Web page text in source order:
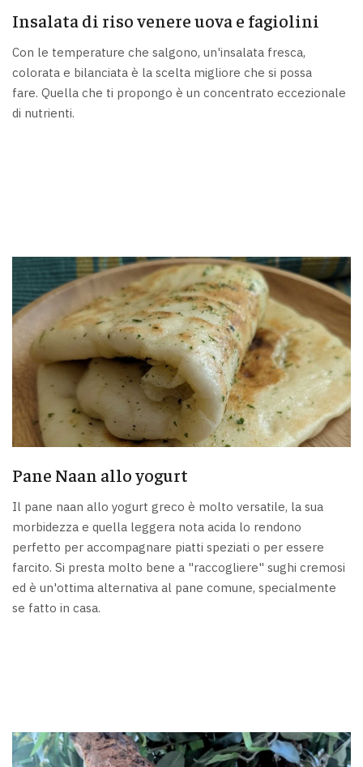
Insalata di riso venere uova e fagiolini
Con le temperature che salgono, un'insalata fresca,
colorata e bilanciata è la scelta migliore che si possa
fare. Quella che ti propongo è un concentrato eccezionale
di nutrienti.
Pane Naan allo yogurt
Il pane naan allo yogurt greco è molto versatile, la sua
morbidezza e quella leggera nota acida lo rendono
perfetto per accompagnare piatti speziati o per essere
farcito. Si presta molto bene a "raccogliere" sughi cremosi
ed è un'ottima alternativa al pane comune, specialmente
se fatto in casa.